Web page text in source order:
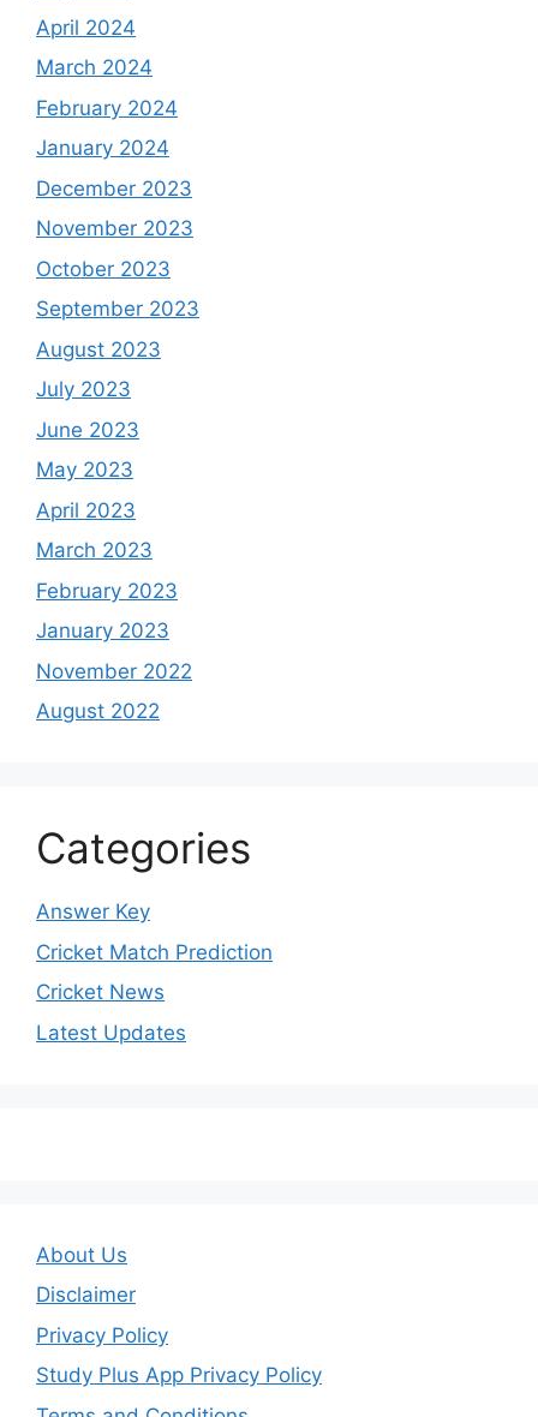
April 2024
March 2024
February 2024
January 2024
December 2023
November 2023
October 2023
September 2023
August 2023
July 2023
June 2023
May 2023
April 2023
March 2023
February 2023
January 2023
November 2022
August 2022
Categories
Answer Key
Cricket Match Prediction
Cricket News
Latest Updates
About Us
Disclaimer
Privacy Policy
Study Plus App Privacy Policy